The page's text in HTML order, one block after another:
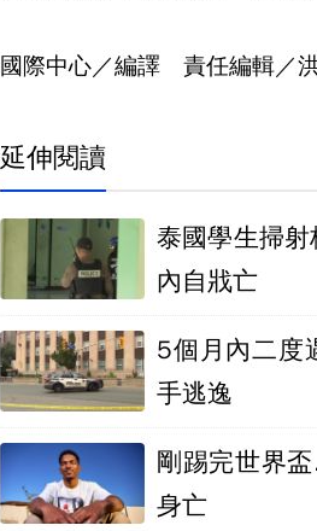
國際中心／編譯 責任編輯／
延伸閱讀
泰國學生掃
內自戕亡
5個月內二度
手逃逸
剛踢完世界
身亡